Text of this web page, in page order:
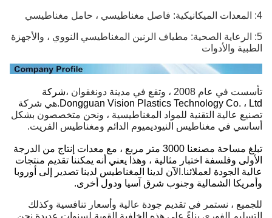
4: المعدات الميكانيكية: فاصل مغناطيسي ، حامل مغناطيسي
5: الرعاية الصحية: مطياف الرنين المغناطيسي النووي ، والأجهزة
الطبية والأدوات
تأسست في عام 2008 ، وتقع في مدينة دونغقوان ،
شركة
Dongguan Vision Plastics Technology Co. ، Ltd. هي شركة
تصنيع عالية التقنية للمواد المغناطيسية ، ونحن متخصصون بشكل
أساسي في مغناطيس النيوديميوم الدائم ومغناطيس الفريت.
تبلغ مساحة مصنعنا 3000 متر مربع ، مع معدات إنتاج من الدرجة
الأولى وفلسفة اختبار مثالية ، وهذا يعني أنه يمكننا تقديم منتجات
عالية الجودة لعملائنا.الآن لدينا المغناطيس لدينا تصدير إلى أوروبا
وأمريكا الشمالية وجنوب شرق آسيا ودول أخرى.
للجميع ، نستمر في تقديم جودة عالية وأسعار تنافسية وكذلك
التسليم الفوري.بناءً على هذه الخلفية القوية لسنوات عديدة.نحن